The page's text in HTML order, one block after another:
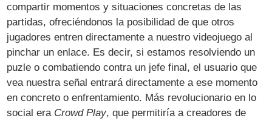
compartir momentos y situaciones concretas de las
partidas, ofreciéndonos la posibilidad de que otros
jugadores entren directamente a nuestro videojuego al
pinchar un enlace. Es decir, si estamos resolviendo un
puzle o combatiendo contra un jefe final, el usuario que
vea nuestra señal entrará directamente a ese momento
en concreto o enfrentamiento. Más revolucionario en lo
social era Crowd Play, que permitiría a creadores de